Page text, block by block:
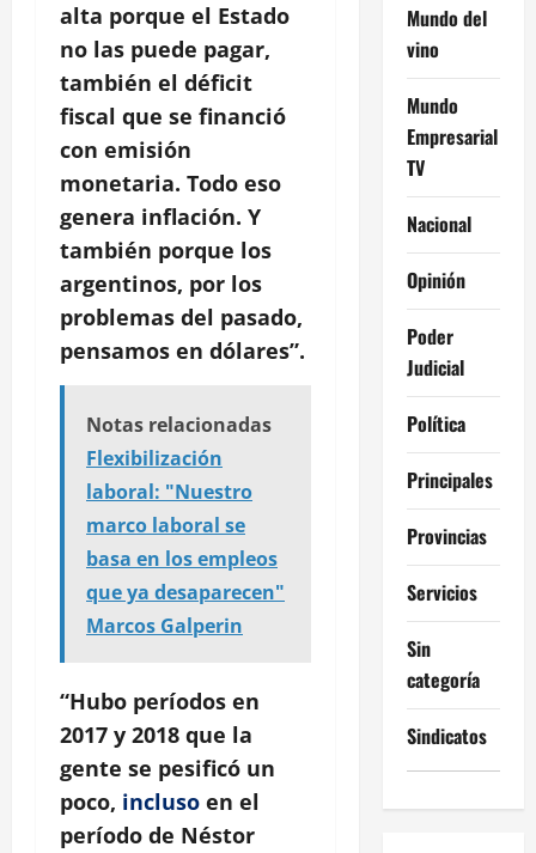
alta porque el Estado
no las puede pagar,
también el déficit
fiscal que se financió
con emisión
monetaria. Todo eso
genera inflación. Y
también porque los
argentinos, por los
problemas del pasado,
pensamos en dólares”.
Notas relacionadas
Flexibilización
laboral: "Nuestro
marco laboral se
basa en los empleos
que ya desaparecen"
Marcos Galperin
“Hubo períodos en
2017 y 2018 que la
gente se pesificó un
poco, incluso en el
período de Néstor
Mundo del
vino
Mundo
Empresarial
TV
Nacional
Opinión
Poder
Judicial
Política
Principales
Provincias
Servicios
Sin
categoría
Sindicatos